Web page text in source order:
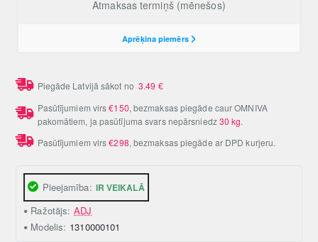
Pieejamība: IR VEIKALĀ
Ražotājs: ADJ
Modelis: 1310000101
Piegāde Latvijā sākot no3.49 €
Pasūtījumiem virs€150, bezmaksas piegāde caur OMNIVA
pakomātiem, ja pasūtījuma svars nepārsniedz30 kg.
Pasūtījumiem virs€298, bezmaksas piegāde ar DPD kurjeru.